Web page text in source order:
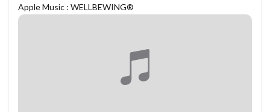
Apple Music : WELLBEWING®